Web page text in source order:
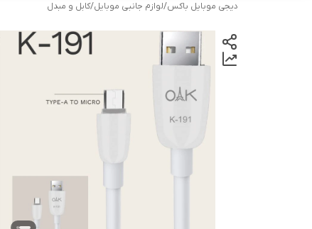
دیجی موبایل باکس/لوازم جانبی موبایل/کابل و مبدل